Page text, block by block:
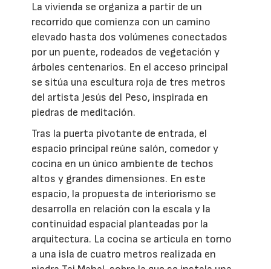
La vivienda se organiza a partir de un
recorrido que comienza con un camino
elevado hasta dos volúmenes conectados
por un puente, rodeados de vegetación y
árboles centenarios. En el acceso principal
se sitúa una escultura roja de tres metros
del artista Jesús del Peso, inspirada en
piedras de meditación.
Tras la puerta pivotante de entrada, el
espacio principal reúne salón, comedor y
cocina en un único ambiente de techos
altos y grandes dimensiones. En este
espacio, la propuesta de interiorismo se
desarrolla en relación con la escala y la
continuidad espacial planteadas por la
arquitectura. La cocina se articula en torno
a una isla de cuatro metros realizada en